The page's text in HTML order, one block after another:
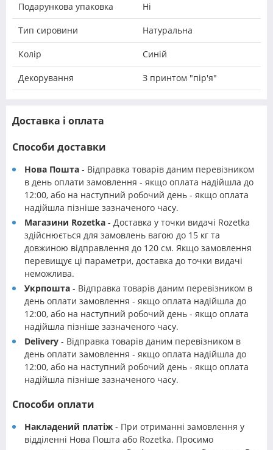
Подарункова упаковка Ні
Тип сировини Натуральна
Колір Синій
Декорування З принтом "пір'я"
Доставка і оплата
Способи доставки
Нова Пошта - Відправка товарів даним перевізником
в день оплати замовлення - якщо оплата надійшла до
12:00, або на наступний робочий день - якщо оплата
надійшла пізніше зазначеного часу.
Магазини Rozetka - Доставка у точки видачі Rozetka
здійснюється для замовлень вагою до 15 кг та
довжиною відправлення до 120 см. Якщо замовлення
перевищує ці параметри, доставка до точки видачі
неможлива.
Укрпошта - Відправка товарів даним перевізником в
день оплати замовлення - якщо оплата надійшла до
12:00, або на наступний робочий день - якщо оплата
надійшла пізніше зазначеного часу.
Delivery - Відправка товарів даним перевізником в
день оплати замовлення - якщо оплата надійшла до
12:00, або на наступний робочий день - якщо оплата
надійшла пізніше зазначеного часу.
Способи оплати
Накладений платіж - При отриманні замовлення у
відділенні Нова Пошта або Rozetka. Просимо